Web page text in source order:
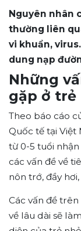
Nguyên nhân
thường liên
vi khuẩn,
dung nạp
Những
gặp ở trẻ
Theo báo cáo
Quốc tế tại Việt
từ 0-5 tuổi
các vấn đề về
nôn trớ, đầy
Các vấn đề
về lâu dài sẽ